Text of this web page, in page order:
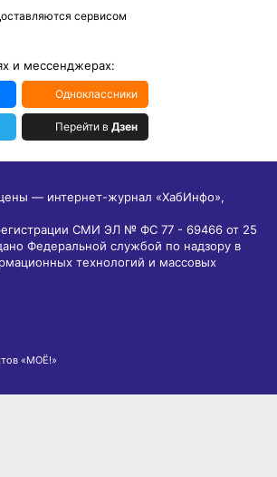
сервисом
и мессенджерах:
Одноклассники
Перейти в Дзен
— интернет-журнал «ХабИнфо»,
СМИ ЭЛ № ФС 77 - 69466 от 25
Федеральной службой по надзору в
технологий и массовых
«МОЁ!»